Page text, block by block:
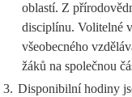
oblastí. Z
disciplínu. Volitelné
všeobecného
žáků na společnou
3. Disponibilní hodiny